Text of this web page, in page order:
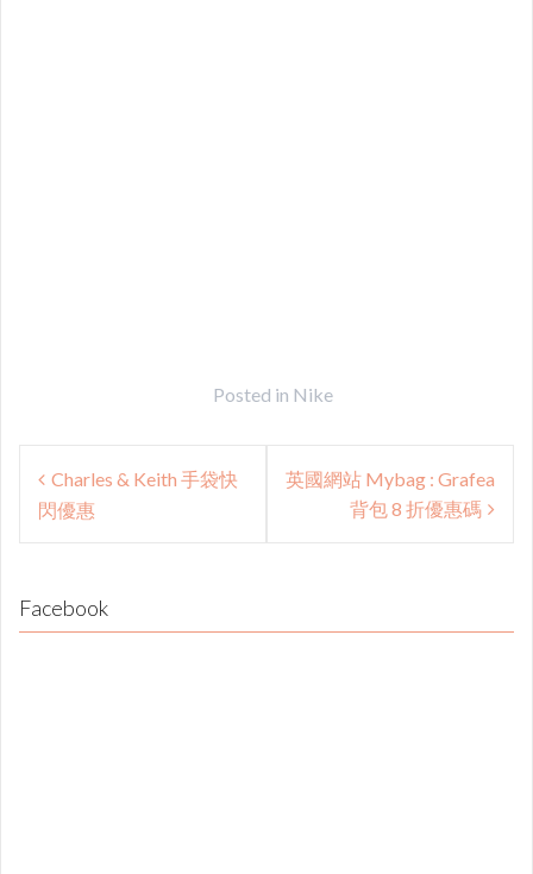
Posted in Nike
Post
navigation
Charles & Keith 手袋快
閃優惠
英國網站 Mybag : Grafea
背包 8 折優惠碼
Facebook